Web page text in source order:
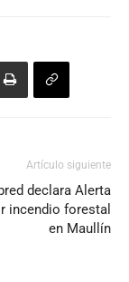
Artículo siguiente
declara Alerta
incendio forestal
en Maullín